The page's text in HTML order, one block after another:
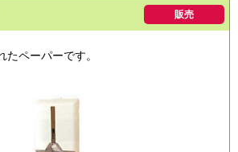
販売
たペーパーです。